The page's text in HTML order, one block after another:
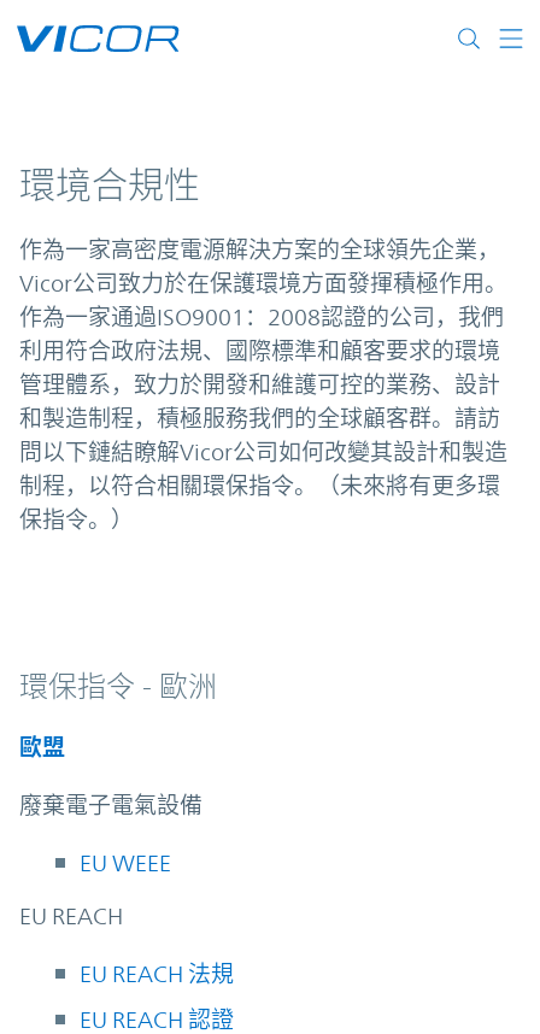
環境合規性
作為一家高密度電源解決方案的全球領先企業，
Vicor公司致力於在保護環境方面發揮積極作用。
作為一家通過ISO9001：2008認證的公司，我們
利用符合政府法規、國際標準和顧客要求的環境
管理體系，致力於開發和維護可控的業務、設計
和製造制程，積極服務我們的全球顧客群。請訪
問以下鏈結瞭解Vicor公司如何改變其設計和製造
制程，以符合相關環保指令。（未來將有更多環
保指令。）
環保指令 - 歐洲
歐盟
廢棄電子電氣設備
EU WEEE
EU REACH
EU REACH 法規
EU REACH 認證